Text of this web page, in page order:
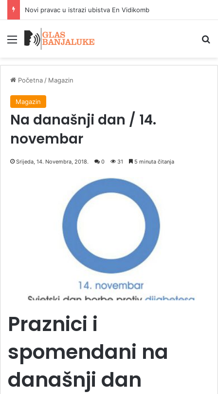
Novi pravac u istrazi ubistva En Vidikomb
Meni
Početna / Magazin
Magazin
Na današnji dan / 14.
novembar
Srijeda, 14. Novembra, 2018. 0 31 5 minuta čitanja
Praznici i
spomendani na
današnji dan